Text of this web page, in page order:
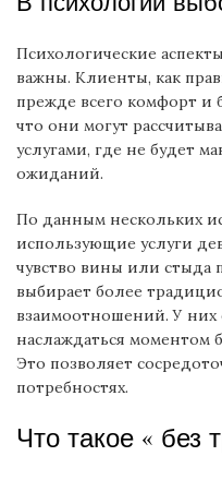
Психологические
важны. Клиенты, как
прежде всего комфорт и
что они могут
услугами, где не будет
ожиданий.
По данным нескольких
использующие услуги
чувство вины или стыда
выбирает более
взаимоотношений. У них
наслаждаться моментом
Это позволяет
потребностях.
Что такое « без